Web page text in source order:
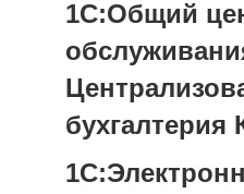
1С:Общий
бухгалтерия